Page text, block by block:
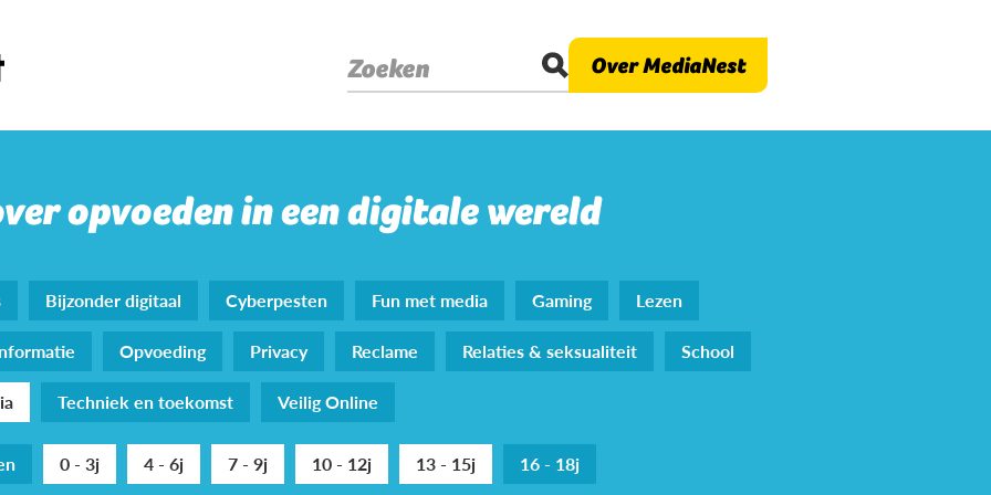
Zoeken Over MediaNest
opvoeden in een digitale wereld
Bijzonder digitaal Cyberpesten Fun met media Gaming
Lezen
Opvoeding Privacy Reclame Relaties & seksualiteit
School
Techniek en toekomst Veilig Online
0 - 3j 4 - 6j 7 - 9j 10 - 12j 13 - 15j 16 - 18j